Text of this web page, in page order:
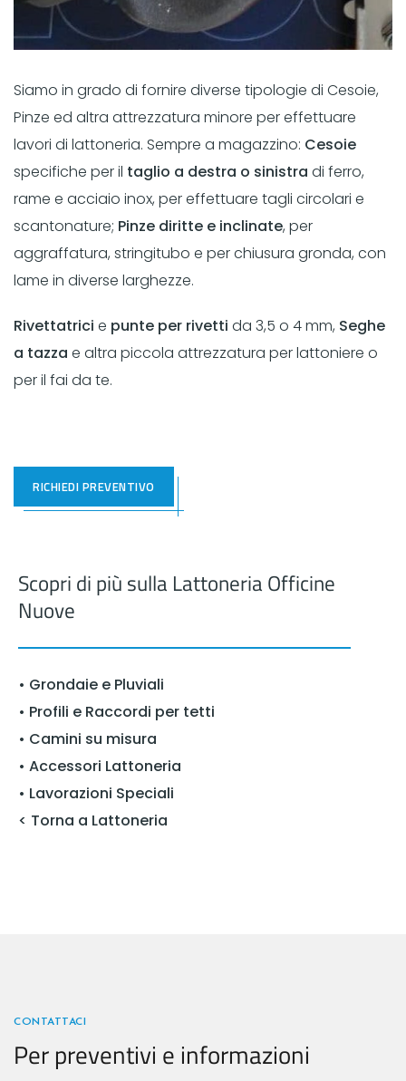
Scopri di più sulla Lattoneria Officine
Nuove
• Grondaie e Pluviali
• Profili e Raccordi per tetti
• Camini su misura
• Accessori Lattoneria
• Lavorazioni Speciali
< Torna a Lattoneria
Siamo in grado di fornire diverse tipologie di Cesoie,
Pinze ed altra attrezzatura minore per effettuare
lavori di lattoneria. Sempre a magazzino: Cesoie
specifiche per il taglio a destra o sinistra di ferro,
rame e acciaio inox, per effettuare tagli circolari e
scantonature; Pinze diritte e inclinate, per
aggraffatura, stringitubo e per chiusura gronda, con
lame in diverse larghezze.
Rivettatrici e punte per rivetti da 3,5 o 4 mm, Seghe
a tazza e altra piccola attrezzatura per lattoniere o
per il fai da te.
RICHIEDI PREVENTIVO
CONTATTACI
Per preventivi e informazioni